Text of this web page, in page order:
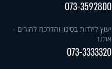
073-3592800
יעוץ לילדות בסיכון והדרכה להורים -
אתגר
073-3333320